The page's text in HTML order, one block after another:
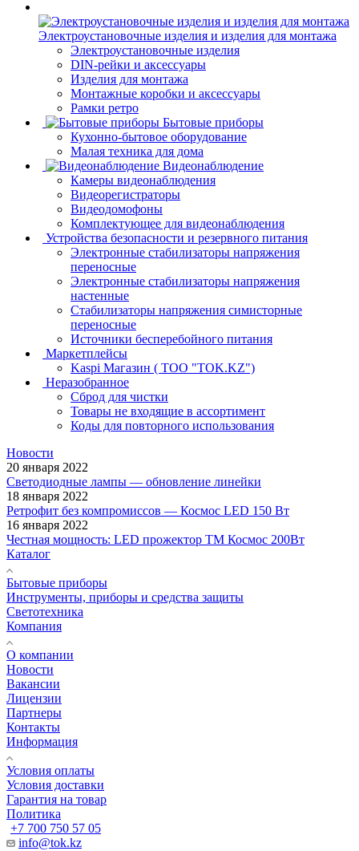
Электроустановочные изделия и изделия для монтажа
Электроустановочные изделия
DIN-рейки и аксессуары
Изделия для монтажа
Монтажные коробки и аксессуары
Рамки ретро
Бытовые приборы
Кухонно-бытовое оборудование
Малая техника для дома
Видеонаблюдение
Камеры видеонаблюдения
Видеорегистраторы
Видеодомофоны
Комплектующее для видеонаблюдения
Устройства безопасности и резервного питания
Электронные стабилизаторы напряжения
переносные
Электронные стабилизаторы напряжения
настенные
Стабилизаторы напряжения симисторные
переносные
Источники бесперебойного питания
Маркетплейсы
Kaspi Магазин ( ТОО "TOK.KZ")
Неразобранное
Сброд для чистки
Товары не входящие в ассортимент
Коды для повторного использования
Новости
20 января 2022
Светодиодные лампы — обновление линейки
18 января 2022
Ретрофит без компромиссов — Космос LED 150 Вт
16 января 2022
Честная мощность: LED прожектор ТМ Космос 200Вт
Каталог
Бытовые приборы
Инструменты, приборы и средства защиты
Светотехника
Компания
О компании
Новости
Вакансии
Лицензии
Партнеры
Контакты
Информация
Условия оплаты
Условия доставки
Гарантия на товар
Политика
+7 700 750 57 05
info@tok.kz